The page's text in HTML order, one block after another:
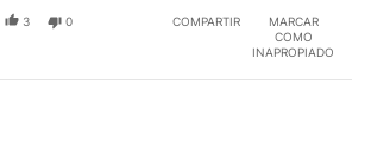
3 0 COMPARTIR
MARCAR
COMO
INAPROPIADO